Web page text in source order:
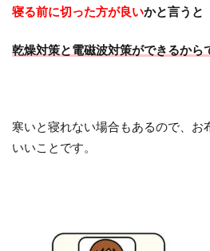
寝る前に切った方が良いかと言うと
乾燥対策と電磁波対策ができるから
寒いと寝れない場合もあるので、お
いいことです。